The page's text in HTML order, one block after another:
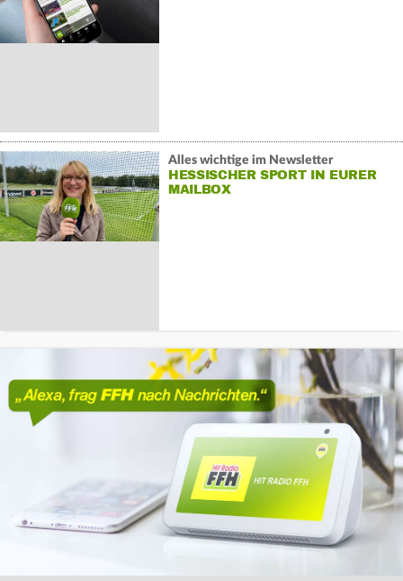
Alles wichtige im Newsletter
HESSISCHER SPORT IN EURER
MAILBOX